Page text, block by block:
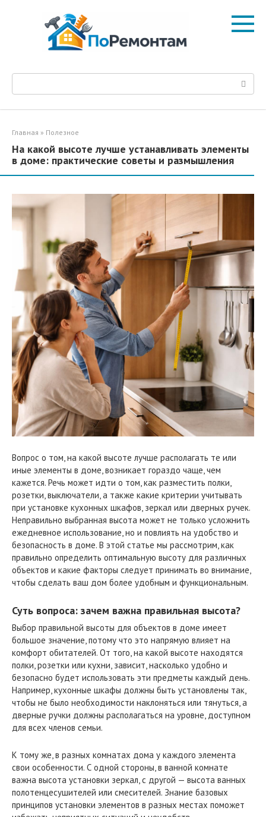
Поиск:
Главная » Полезное
На какой высоте лучше устанавливать элементы
в доме: практические советы и размышления
Вопрос о том, на какой высоте лучше располагать те или
иные элементы в доме, возникает гораздо чаще, чем
кажется. Речь может идти о том, как разместить полки,
розетки, выключатели, а также какие критерии учитывать
при установке кухонных шкафов, зеркал или дверных ручек.
Неправильно выбранная высота может не только усложнить
ежедневное использование, но и повлиять на удобство и
безопасность в доме. В этой статье мы рассмотрим, как
правильно определить оптимальную высоту для различных
объектов и какие факторы следует принимать во внимание,
чтобы сделать ваш дом более удобным и функциональным.
Суть вопроса: зачем важна правильная высота?
Выбор правильной высоты для объектов в доме имеет
большое значение, потому что это напрямую влияет на
комфорт обитателей. От того, на какой высоте находятся
полки, розетки или кухни, зависит, насколько удобно и
безопасно будет использовать эти предметы каждый день.
Например, кухонные шкафы должны быть установлены так,
чтобы не было необходимости наклоняться или тянуться, а
дверные ручки должны располагаться на уровне, доступном
для всех членов семьи.
К тому же, в разных комнатах дома у каждого элемента
свои особенности. С одной стороны, в ванной комнате
важна высота установки зеркал, с другой — высота ванных
полотенцесушителей или смесителей. Знание базовых
принципов установки элементов в разных местах поможет